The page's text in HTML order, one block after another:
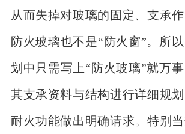
从而失掉对玻璃的固定、支承
防火玻璃也不是“防火窗”。所
划中只需写上“防火玻璃”就万
其支承资料与结构进行详细规
耐火功能做出明确请求。特别